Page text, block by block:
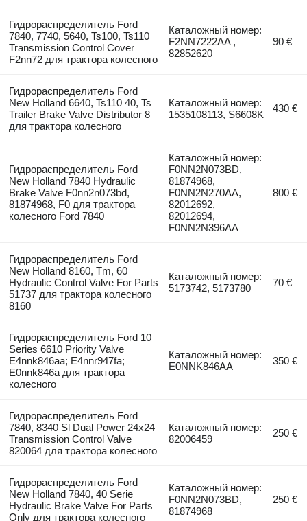
Гидрораспределитель Ford
7840, 7740, 5640, Ts100, Ts110
Transmission Control Cover
F2nn72 для трактора колесного
Каталожный номер:
F2NN7222AA ,
82852620
90 €
Гидрораспределитель Ford
New Holland 6640, Ts110 40, Ts
Trailer Brake Valve Distributor 8
для трактора колесного
Каталожный номер:
1535108113, S6608K
430 €
Гидрораспределитель Ford
New Holland 7840 Hydraulic
Brake Valve F0nn2n073bd,
81874968, F0 для трактора
колесного Ford 7840
Каталожный номер:
F0NN2N073BD,
81874968,
F0NN2N270AA,
82012692,
82012694,
F0NN2N396AA
800 €
Гидрораспределитель Ford
New Holland 8160, Tm, 60
Hydraulic Control Valve For Parts
51737 для трактора колесного
8160
Каталожный номер:
5173742, 5173780
70 €
Гидрораспределитель Ford 10
Series 6610 Priority Valve
E4nnk846aa; E4nnr947fa;
E0nnk846a для трактора
колесного
Каталожный номер:
E0NNK846AA
350 €
Гидрораспределитель Ford
7840, 8340 Sl Dual Power 24x24
Transmission Control Valve
820064 для трактора колесного
Каталожный номер:
82006459
250 €
Гидрораспределитель Ford
New Holland 7840, 40 Serie
Hydraulic Brake Valve For Parts
Only для трактора колесного
Каталожный номер:
F0NN2N073BD,
81874968
250 €